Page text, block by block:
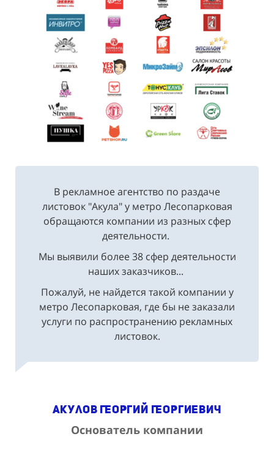
В рекламное агентство по раздаче
листовок "Акула" у метро Лесопарковая
обращаются компании из разных сфер
деятельности.
Мы выявили более 38 сфер деятельности
наших заказчиков...
Пожалуй, не найдется такой компании у
метро Лесопарковая, где бы не заказали
услуги по распространению рекламных
листовок.
Акулов Георгий Георгиевич
Основатель компании